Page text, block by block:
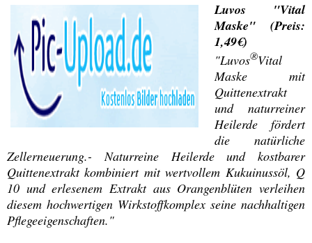
Luvos "Vital
Maske" (Preis:
1,49€)
"Luvos®Vital
Maske mit
Quittenextrakt
und naturreiner
Heilerde fördert
die natürliche
Zellerneuerung.- Naturreine Heilerde und kostbarer
Quittenextrakt kombiniert mit wertvollem Kukuinussöl, Q
10 und erlesenem Extrakt aus Orangenblüten verleihen
diesem hochwertigen Wirkstoffkomplex seine nachhaltigen
Pflegeeigenschaften."